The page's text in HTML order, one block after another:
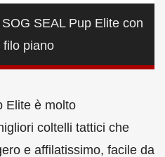
SEAL Pup Elite con
filo piano
Elite è molto
coltelli tattici che
e affilatissimo, facile da